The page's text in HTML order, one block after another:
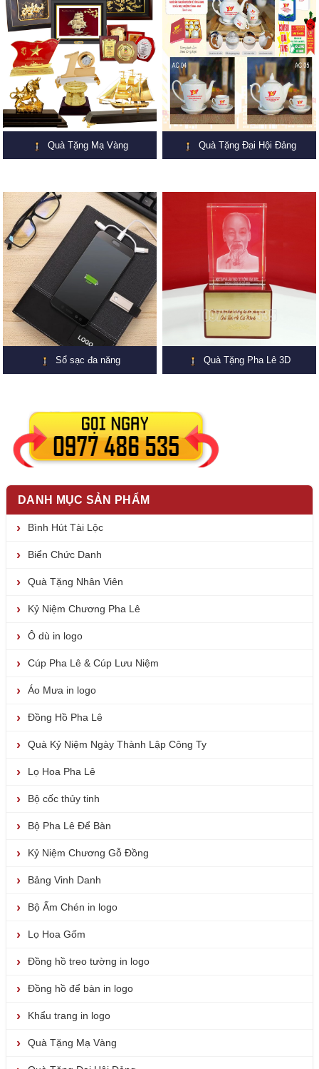
Quà Tặng Mạ Vàng Quà Tặng Đại Hội Đảng
Sổ sạc đa năng Quà Tặng Pha Lê 3D
DANH MỤC SẢN PHẨM
Bình Hút Tài Lộc
Biển Chức Danh
Quà Tặng Nhân Viên
Kỷ Niệm Chương Pha Lê
Ô dù in logo
Cúp Pha Lê & Cúp Lưu Niệm
Áo Mưa in logo
Đồng Hồ Pha Lê
Quà Kỷ Niệm Ngày Thành Lập Công Ty
Lọ Hoa Pha Lê
Bộ cốc thủy tinh
Bộ Pha Lê Để Bàn
Kỷ Niệm Chương Gỗ Đồng
Bảng Vinh Danh
Bộ Ấm Chén in logo
Lọ Hoa Gốm
Đồng hồ treo tường in logo
Đồng hồ để bàn in logo
Khẩu trang in logo
Quà Tặng Mạ Vàng